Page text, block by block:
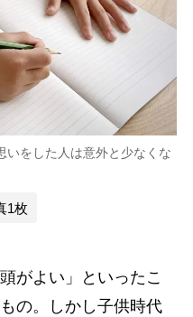
いをした人は意外と少なくな
1枚
がよい」といったこ
の。しかし子供時代